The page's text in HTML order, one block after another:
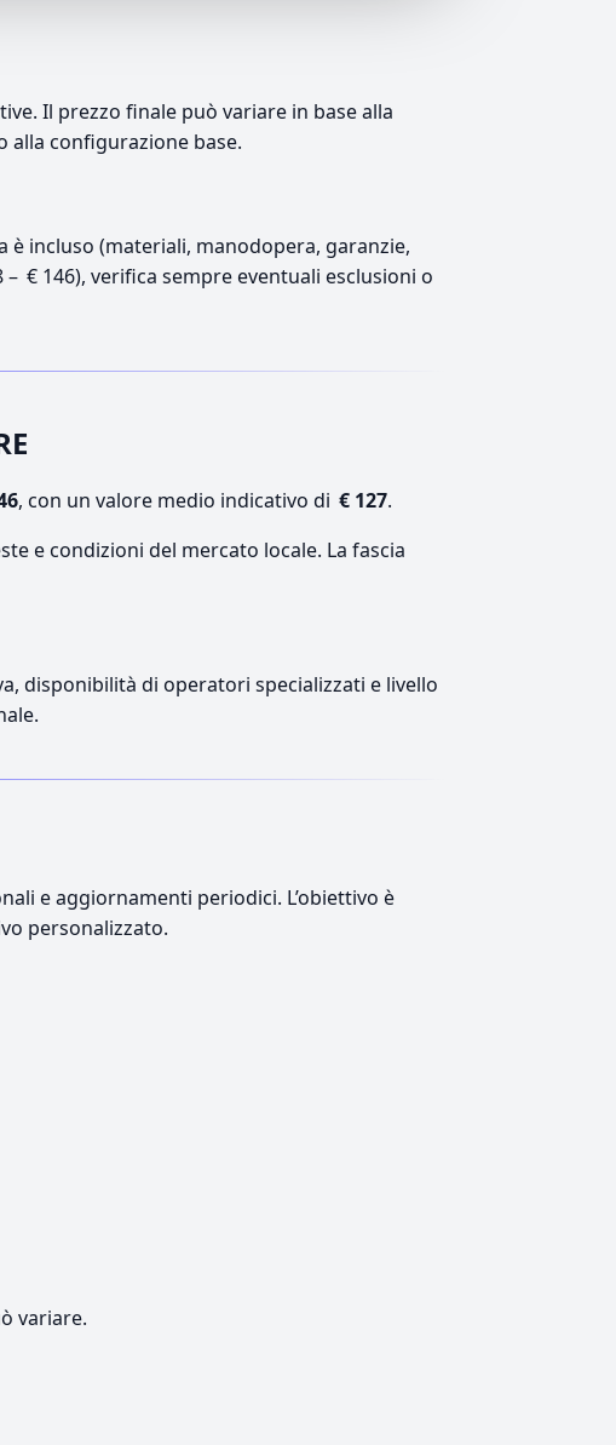
Il prezzo finale può variare in base alla
configurazione base.
incluso (materiali, manodopera, garanzie,
€ 146), verifica sempre eventuali esclusioni o
, con un valore medio indicativo di € 127.
e condizioni del mercato locale. La fascia
disponibilità di operatori specializzati e livello
e aggiornamenti periodici. L’obiettivo è
personalizzato.
variare.